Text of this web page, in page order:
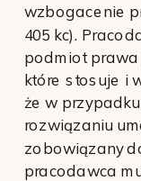
wzbogacenie
405 kc).
podmiot prawa
które stosuje i
że w
rozwiązaniu
zobowiązany
pracodawca